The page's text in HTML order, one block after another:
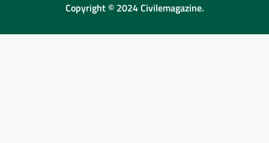
Copyright © 2024 Civilemagazine.